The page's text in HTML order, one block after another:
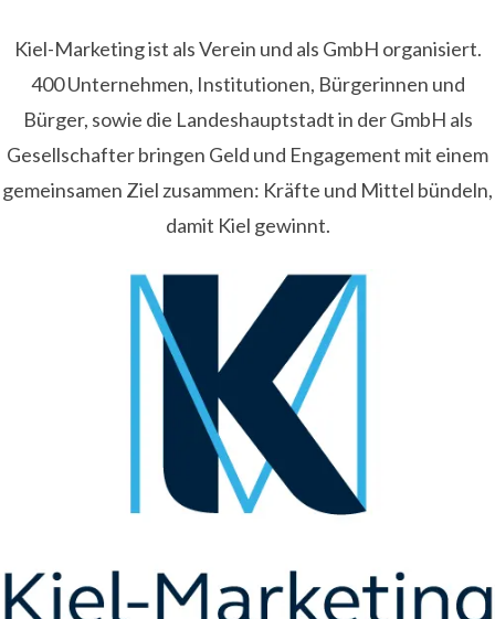
Kiel-Marketing ist als Verein und als GmbH organisiert.
400 Unternehmen, Institutionen, Bürgerinnen und
Bürger, sowie die Landeshauptstadt in der GmbH als
Gesellschafter bringen Geld und Engagement mit einem
gemeinsamen Ziel zusammen: Kräfte und Mittel bündeln,
damit Kiel gewinnt.